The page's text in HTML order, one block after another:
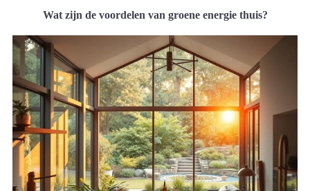
Wat zijn de voordelen van groene energie thuis?